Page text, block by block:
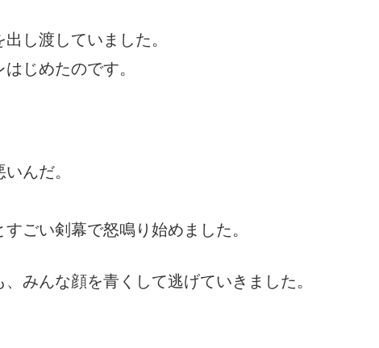
し渡していました。
じめたのです。
んだ。
ごい剣幕で怒鳴り始めました。
みんな顔を青くして逃げていきました。